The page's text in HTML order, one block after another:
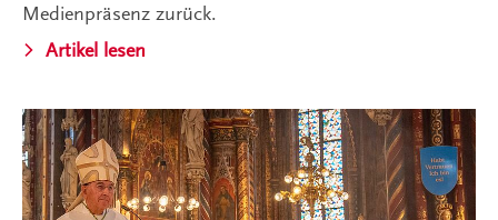
Medienpräsenz zurück.
Artikel lesen